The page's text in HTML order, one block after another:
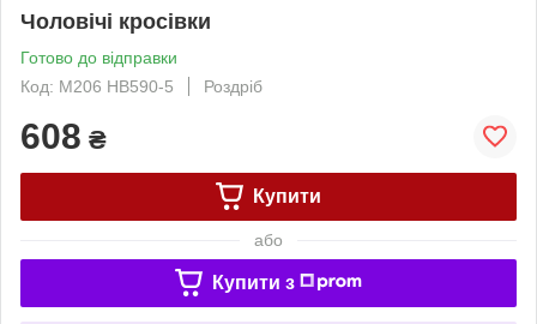
Чоловічі кросівки
Готово до відправки
Код: М206 HB590-5
Роздріб
608 ₴
Купити
або
Купити з